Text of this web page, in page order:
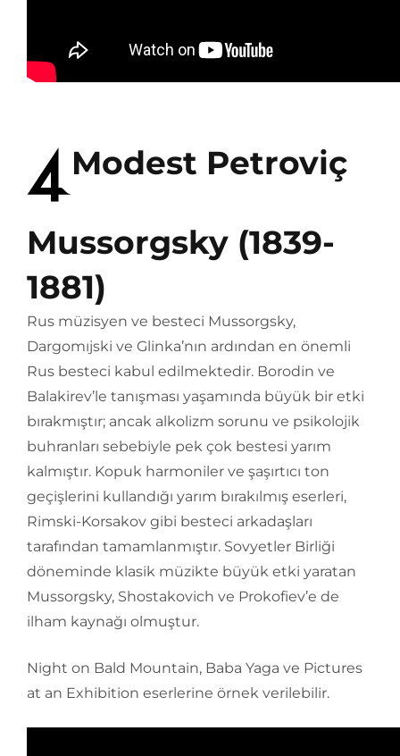
Modest Petroviç
Mussorgsky (1839-
1881)
Rus müzisyen ve besteci Mussorgsky,
Dargomıjski ve Glinka’nın ardından en önemli
Rus besteci kabul edilmektedir. Borodin ve
Balakirev’le tanışması yaşamında büyük bir etki
bırakmıştır; ancak alkolizm sorunu ve psikolojik
buhranları sebebiyle pek çok bestesi yarım
kalmıştır. Kopuk harmoniler ve şaşırtıcı ton
geçişlerini kullandığı yarım bırakılmış eserleri,
Rimski-Korsakov gibi besteci arkadaşları
tarafından tamamlanmıştır. Sovyetler Birliği
döneminde klasik müzikte büyük etki yaratan
Mussorgsky, Shostakovich ve Prokofiev’e de
ilham kaynağı olmuştur.
Night on Bald Mountain, Baba Yaga ve Pictures
at an Exhibition eserlerine örnek verilebilir.